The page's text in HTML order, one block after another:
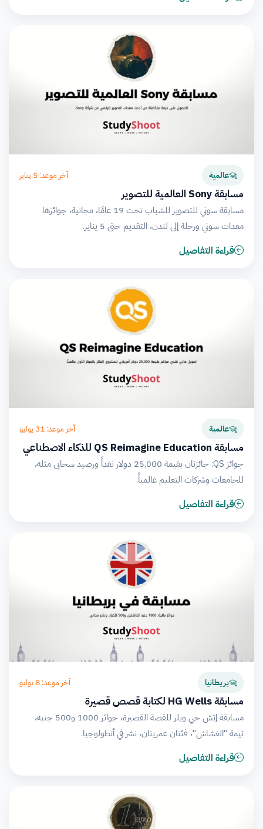
عالمية آخر موعد: 5 يناير
مسابقة Sony العالمية للتصوير
مسابقة سوني للتصوير للشباب تحت 19 عامًا، مجانية، جوائزها
معدات سوني ورحلة إلى لندن، التقديم حتى 5 يناير.
قراءة التفاصيل
عالمية آخر موعد: 31 يوليو
مسابقة QS Reimagine Education للذكاء الاصطناعي
جوائز QS: جائزتان بقيمة 25,000 دولار نقداً ورصيد سحابي مثله،
للجامعات وشركات التعليم عالمياً.
قراءة التفاصيل
بريطانيا آخر موعد: 8 يوليو
مسابقة HG Wells لكتابة قصص قصيرة
مسابقة إتش جي ويلز للقصة القصيرة، جوائز 1000 و500 جنيه،
ثيمة "الغشاش"، فئتان عمريتان، نشر في أنطولوجيا.
قراءة التفاصيل